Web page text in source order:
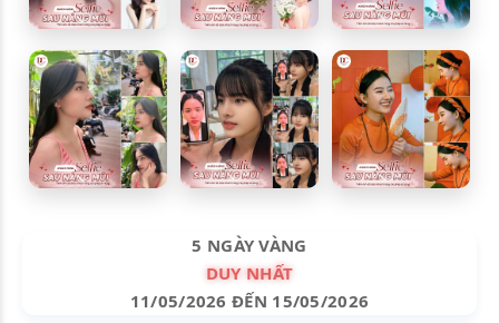
5 NGÀY VÀNG
DUY NHẤT
11/05/2026 ĐẾN 15/05/2026